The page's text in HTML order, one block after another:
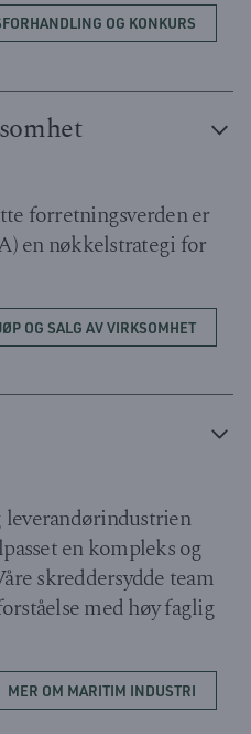
OG KONKURS
forretningsverden er
en nøkkelstrategi for
OG SALG AV VIRKSOMHET
en kompleks og
skreddersydde team
med høy faglig
MER OM MARITIM INDUSTRI